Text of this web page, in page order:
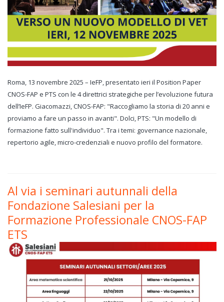
Roma, 13 novembre 2025 – IeFP, presentato ieri il Position Paper
CNOS-FAP e PTS con le 4 direttrici strategiche per l’evoluzione futura
dell’IeFP. Giacomazzi, CNOS-FAP: "Raccogliamo la storia di 20 anni e
proviamo a fare un passo in avanti". Dolci, PTS: "Un modello di
formazione fatto sull'individuo". Tra i temi: governance nazionale,
repertorio agile, micro-credenziali e nuovo profilo del formatore.
Al via i seminari autunnali della
Fondazione Salesiani per la
Formazione Professionale CNOS-FAP
ETS